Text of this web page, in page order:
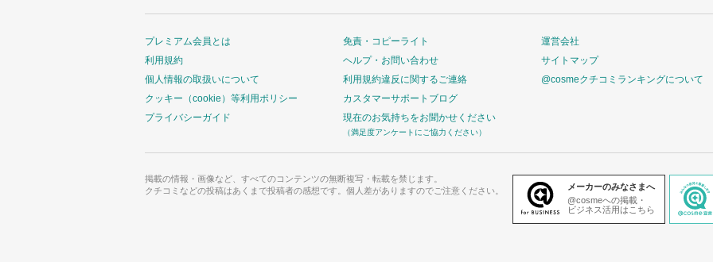
プレミアム会員とは
利用規約
個人情報の取扱いについて
クッキー（cookie）等利用ポリシー
プライバシーガイド
免責・コピーライト
ヘルプ・お問い合わせ
利用規約違反に関するご連絡
カスタマーサポートブログ
現在のお気持ちをお聞かせください
（満足度アンケートにご協力ください）
運営会社
サイトマップ
@cosmeクチコミランキングについて
掲載の情報・画像など、すべてのコンテンツの無断複写・転載を禁じます。
クチコミなどの投稿はあくまで投稿者の感想です。個人差がありますのでご注意ください。
メーカーのみなさまへ
@cosmeへの掲載・
ビジネス活用はこちら